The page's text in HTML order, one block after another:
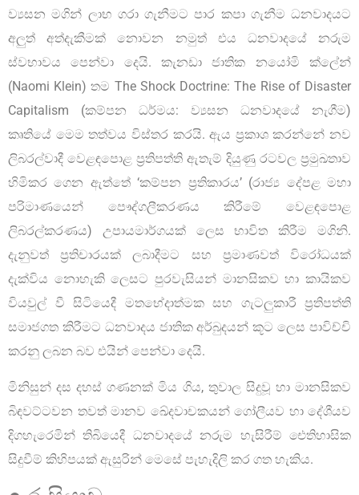
ව්‍යසන මගින් ලාභ ගරා ගැනීමට පාර කපා ගැනීම ධනවාදයට
අලුත් අත්දැකීමක් නොවන නමුත් එය ධනවාදයේ නරුම
ස්වභාවය පෙන්වා දෙයි. කැනඩා ජාතික නයෝමි ක්ලේන්
(Naomi Klein) තම The Shock Doctrine: The Rise of Disaster
Capitalism (කම්පන ධර්මය: ව්‍යසන ධනවාදයේ නැගීම)
කෘතියේ මෙම තත්වය විස්තර කරයි. ඇය ප්‍රකාශ කරන්නේ නව
ලිබරල්වාදී වෙළඳපොළ ප්‍රතිපත්ති ඇතැම් දියුණු රටවල ප්‍රමුඛතාව
හිමිකර ගෙන ඇත්තේ ‘කම්පන ප්‍රතිකාරය’ (රාජ්‍ය දේපළ මහා
පරිමාණයෙන් පෞද්ගලීකරණය කිරීමේ වෙළඳපොළ
ලිබරල්කරණය) උපායමාර්ගයක් ලෙස භාවිත කිරීම මගිනි.
දැනුවත් ප්‍රතිචාරයක් ලබාදීමට සහ ප්‍රමාණවත් විරෝධයක්
දැක්විය නොහැකි ලෙසට පුරවැසියන් මානසිකව හා කායිකව
වියවුල් වී සිටියෙදී මතභේදාත්මක සහ ගැටලුකාරී ප්‍රතිපත්ති
සමාජගත කිරීමට ධනවාදය ජාතික අර්බුදයන් කූට ලෙස පාවිච්චි
කරනු ලබන බව එයින් පෙන්වා දෙයි.
මිනිසුන් දස දහස් ගණනක් මිය ගිය, තුවාල සිදුවූ හා මානසිකව
බිඳවට්ටවන තවත් මානව ඛේදවාචකයන් ගෝලීයව හා දේශීයව
දිගහැරෙමින් තිබියෙදී ධනවාදයේ නරුම හැසිරීම් ඓතිහාසික
සිදුවීම් කිහිපයක් ඇසුරින් මෙසේ පැහැදිලි කර ගත හැකිය.